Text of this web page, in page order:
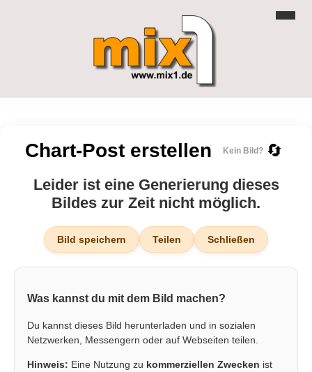
Chart-Post erstellen Kein Bild? 🔄
Leider ist eine Generierung dieses
Bildes zur Zeit nicht möglich.
Bild speichern Teilen Schließen
Was kannst du mit dem Bild machen?
Du kannst dieses Bild herunterladen und in sozialen
Netzwerken, Messengern oder auf Webseiten teilen.
Hinweis: Eine Nutzung zu kommerziellen Zwecken ist